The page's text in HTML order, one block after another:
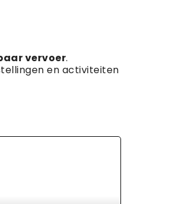
vervoer.
en activiteiten